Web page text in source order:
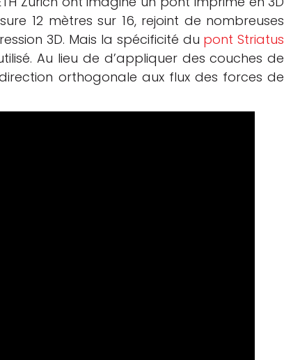
12 mètres sur 16, rejoint de nombreuses
3D. Mais la spécificité du pont Striatus
Au lieu de d’appliquer des couches de
orthogonale aux flux des forces de